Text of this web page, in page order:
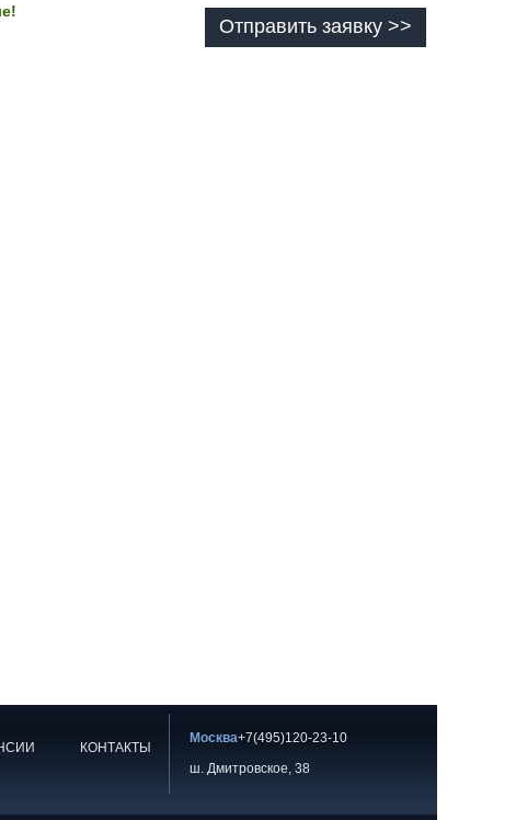
Отправить заявку >>
Москва+7(495)120-23-10
ш. Дмитровское, 38
КОНТАКТЫ